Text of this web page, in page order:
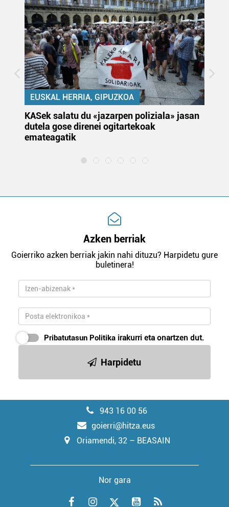
EUSKAL HERRIA, GIPUZKOA
KASek salatu du «jazarpen poliziala» jasan
dutela gose direnei ogitartekoak
emateagatik
Azken berriak
Goierriko azken berriak jakin nahi dituzu? Harpidetu gure
buletinera!
Pribatutasun Politika irakurri eta onartzen dut.
Harpidetu
943 16 00 56
goierri@hitza.eus
Oriamendi, 32 – BEASAIN
Nor gara